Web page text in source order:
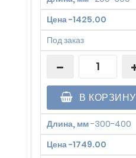
Цена-1425.00
Под заказ
В КОРЗИНУ
Длина, мм-300-400
Цена-1749.00